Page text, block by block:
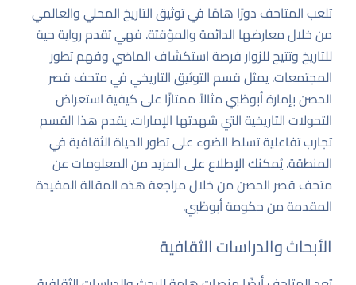
تلعب المتاحف دورًا هامًا في توثيق التاريخ المحلي والعالمي
من خلال معارضها الدائمة والمؤقتة. فهي تقدم رواية حية
للتاريخ وتتيح للزوار فرصة استكشاف الماضي وفهم تطور
المجتمعات. يمثل قسم التوثيق التاريخي في متحف قصر
الحصن بإمارة أبوظبي مثالاً ممتازًا على كيفية استعراض
التحولات التاريخية التي شهدتها الإمارات. يقدم هذا القسم
تجارب تفاعلية تسلط الضوء على تطور الحياة الثقافية في
المنطقة. يُمكنك الإطلاع على المزيد من المعلومات عن
متحف قصر الحصن من خلال مراجعة هذهالمقالة المفيدة
المقدمة من حكومة أبوظبي.
الأبحاث والدراسات الثقافية